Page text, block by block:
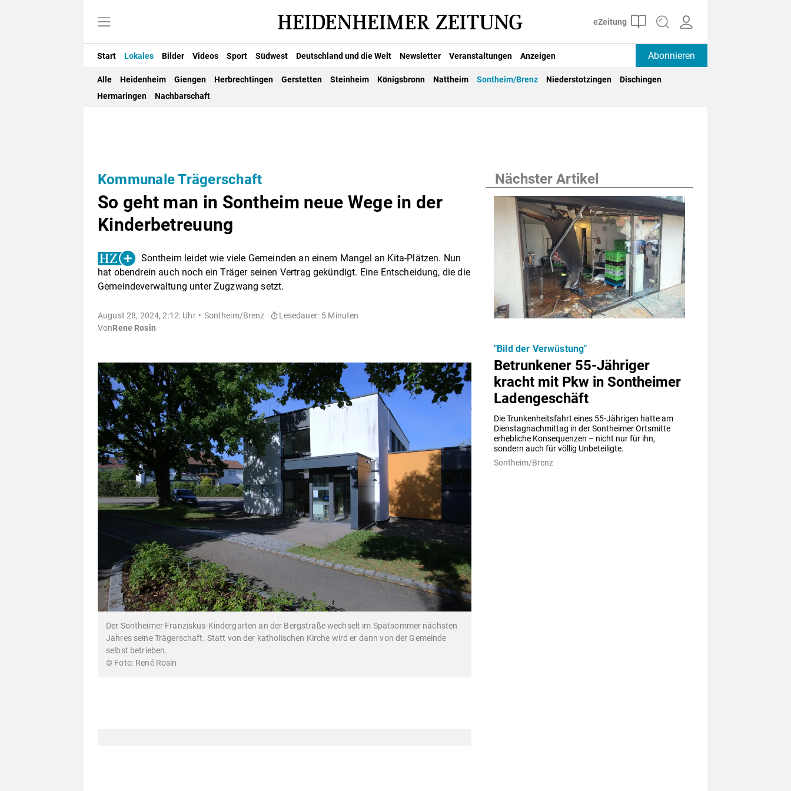
Start Lokales Bilder Videos Sport Südwest Deutschland und die Welt Newsletter Veranstaltungen Anzeigen Abonnieren
Alle Heidenheim Giengen Herbrechtingen Gerstetten Steinheim Königsbronn Nattheim Sontheim/Brenz Niederstotzingen
Dischingen
Hermaringen
Nachbarschaft
Kommunale Trägerschaft
So geht man in Sontheim neue Wege in der
Kinderbetreuung
Sontheim leidet wie viele Gemeinden an einem Mangel an Kita-Plätzen. Nun
hat obendrein auch noch ein Träger seinen Vertrag gekündigt. Eine Entscheidung, die die
Gemeindeverwaltung unter Zugzwang setzt.
August 28, 2024, 2:12: Uhr Sontheim/Brenz
Lesedauer: 5 Minuten
VonRene Rosin
Der Sontheimer Franziskus-Kindergarten an der Bergstraße wechselt im Spätsommer nächsten
Jahres seine Trägerschaft. Statt von der katholischen Kirche wird er dann von der Gemeinde
selbst betrieben.
René Rosin
Nächster Artikel
Betrunkener 55-Jähriger
kracht mit Pkw in Sontheimer
Ladengeschäft
Die Trunkenheitsfahrt eines 55-Jährigen hatte am
Dienstagnachmittag in der Sontheimer Ortsmitte
erhebliche Konsequenzen – nicht nur für ihn,
sondern auch für völlig Unbeteiligte.
"Bild der Verwüstung"
Sontheim/Brenz